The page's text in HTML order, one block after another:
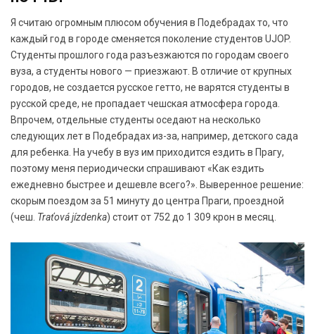
Я считаю огромным плюсом обучения в Подебрадах то, что
каждый год в городе сменяется поколение студентов UJOP.
Студенты прошлого года разъезжаются по городам своего
вуза, а студенты нового — приезжают. В отличие от крупных
городов, не создается русское гетто, не варятся студенты в
русской среде, не пропадает чешская атмосфера города.
Впрочем, отдельные студенты оседают на несколько
следующих лет в Подебрадах из-за, например, детского сада
для ребенка. На учебу в вуз им приходится ездить в Прагу,
поэтому меня периодически спрашивают «Как ездить
ежедневно быстрее и дешевле всего?». Выверенное решение:
скорым поездом за 51 минуту до центра Праги, проездной
(чеш. Traťová jízdenka) стоит от 752 до 1 309 крон в месяц.